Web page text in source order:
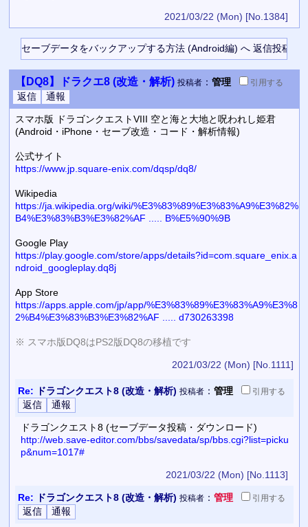
2021/03/22 (Mon) [No.1384]
【DQ8】ドラクエ8 (改造・解析) 投稿者： 管理 引用する
スマホ版 ドラゴンクエストVIII 空と海と大地と呪われし姫君
(Android・iPhone・セーブ改造・コード・解析情報)
公式サイト
https://www.jp.square-enix.com/dqsp/dq8/
Wikipedia
https://ja.wikipedia.org/wiki/%E3%83%89%E3%83%A9%E3%82%
B4%E3%83%B3%E3%82%AF ..... B%E5%90%9B
Google Play
https://play.google.com/store/apps/details?id=com.square_enix.a
ndroid_googleplay.dq8j
App Store
https://apps.apple.com/jp/app/%E3%83%89%E3%83%A9%E3%8
2%B4%E3%83%B3%E3%82%AF ..... d730263398
※ スマホ版DQ8はPS2版DQ8の移植です
2021/03/22 (Mon) [No.1111]
Re: ドラゴンクエスト8 (改造・解析) 投稿者： 管理 引用する
ドラゴンクエスト8 (セーブデータ投稿・ダウンロード)
http://web.save-editor.com/bbs/savedata/sp/bbs.cgi?list=picku
p&num=1017#
2021/03/22 (Mon) [No.1113]
Re: ドラゴンクエスト8 (改造・解析) 投稿者： 管理 引用する